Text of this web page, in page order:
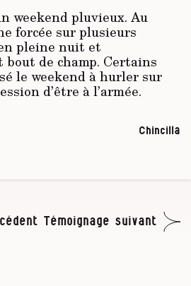
weekend pluvieux. Au
forcée sur plusieurs
pleine nuit et
bout de champ. Certains
le weekend à hurler sur
d’être à l’armée.
Chincilla
Témoignage suivant